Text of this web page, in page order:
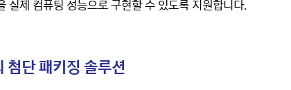
실제 컴퓨팅 성능으로 구현할 수 있도록 지원합니다.
단 패키징 솔루션